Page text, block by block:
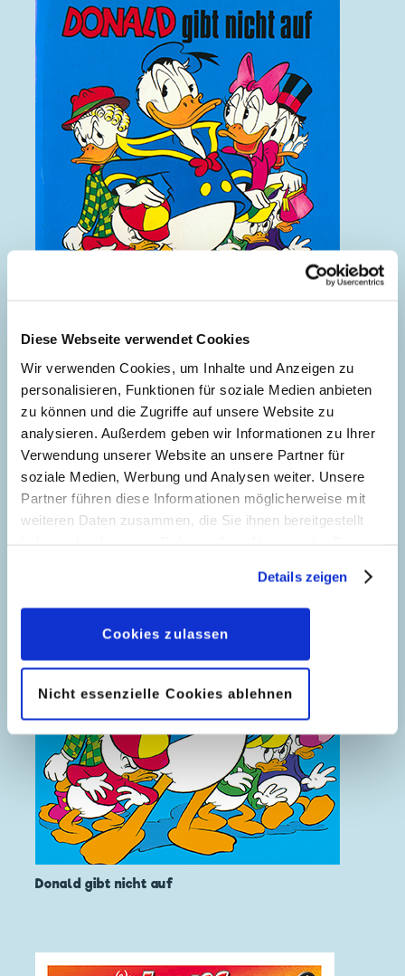
Diese Webseite verwendet Cookies
Wir verwenden Cookies, um Inhalte und Anzeigen zu
personalisieren, Funktionen für soziale Medien anbieten
zu können und die Zugriffe auf unsere Website zu
analysieren. Außerdem geben wir Informationen zu Ihrer
Verwendung unserer Website an unsere Partner für
soziale Medien, Werbung und Analysen weiter. Unsere
Partner führen diese Informationen möglicherweise mit
weiteren Daten zusammen, die Sie ihnen bereitgestellt
geben, können Sie diese jederzeit in der
Datenschutzerklärungwieder widerrufen.
Details zeigen
Cookies zulassen
Nicht essenzielle Cookies ablehnen
Donald gibt nicht auf
Donald gibt nicht auf